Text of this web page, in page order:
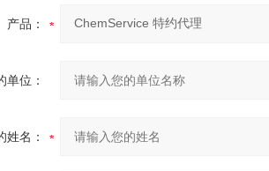
产品：
单位：
姓名：